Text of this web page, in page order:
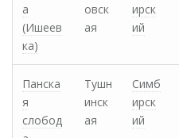
а
(Ишеев
ка)
овск
ая
ирск
ий
Панска
я
слобод
Тушн
инск
ая
Симб
ирск
ий